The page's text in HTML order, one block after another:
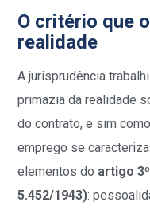
O critério que
realidade
A jurisprudência
primazia da realidade
do contrato, e sim
emprego se
elementos do artigo
5.452/1943):